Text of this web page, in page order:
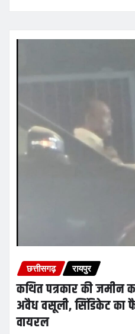
छत्तीसगढ़ रायपुर
कथित पत्रकार की जमीन
अवैध वसूली, सिंडिकेट का
वायरल